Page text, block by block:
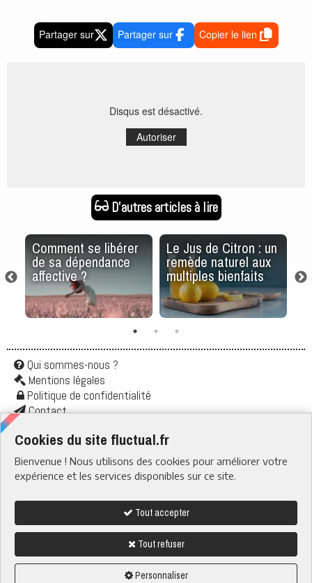
Cookies du site fluctual.fr
Bienvenue ! Nous utilisons des cookies pour améliorer votre
expérience et les services disponibles sur ce site.
Tout accepter
Tout refuser
Personnaliser
Partager sur Partager sur Copier le lien
Disqus est désactivé.
Autoriser
D'autres articles à lire
Comment se libérer
de sa dépendance
affective ?
Le Jus de Citron : un
remède naturel aux
multiples bienfaits
Qui sommes-nous ?
Mentions légales
Politique de confidentialité
Contact
Flux rss
RUBRIQUES
› Actu & Société
› Quotidien
› Santé & Bien-être
› Tech & Web
fluctual.fr tous droits reservés - 2023-2026